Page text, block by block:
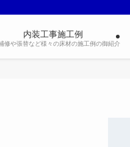
内装工事施工例
修や張替など様々の床材の施工例の御紹介